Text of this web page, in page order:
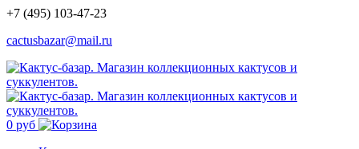
+7 (495) 103-47-23
cactusbazar@mail.ru
0 руб